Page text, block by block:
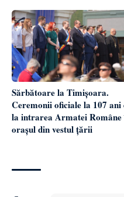
Sărbătoare la Timișoara.
Ceremonii oficiale la 107 ani
la intrarea Armatei Române
orașul din vestul țării